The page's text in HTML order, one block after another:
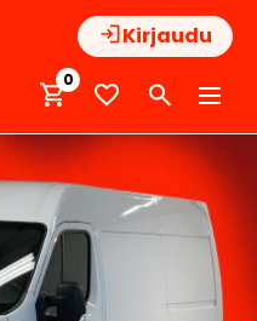
Kirjaudu
0